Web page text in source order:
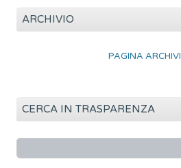
ARCHIVIO
PAGINA
CERCA IN TRASPARENZA